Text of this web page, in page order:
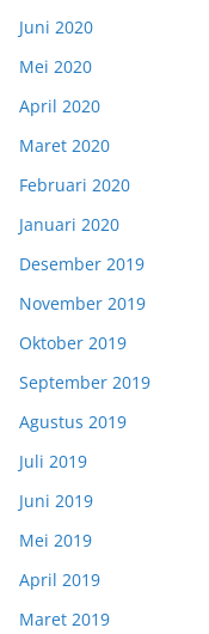
Juni 2020
Mei 2020
April 2020
Maret 2020
Februari 2020
Januari 2020
Desember 2019
November 2019
Oktober 2019
September 2019
Agustus 2019
Juli 2019
Juni 2019
Mei 2019
April 2019
Maret 2019